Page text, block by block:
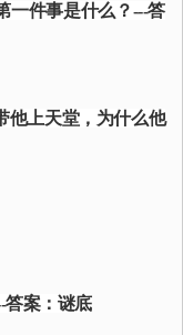
一件事是什么？---答
他上天堂，为什么他
答案：谜底